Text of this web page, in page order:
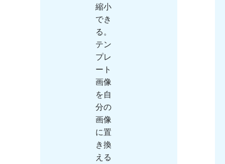
縮小
でき
る。
テン
プレ
ート
画像
を自
分の
画像
に置
き換
える